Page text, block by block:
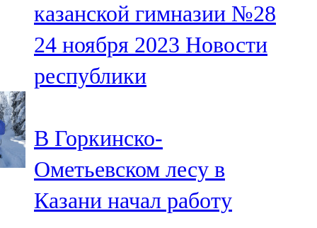
казанской гимназии №28
24 ноября 2023 Новости
республики
В Горкинско-
Ометьевском лесу в
Казани начал работу